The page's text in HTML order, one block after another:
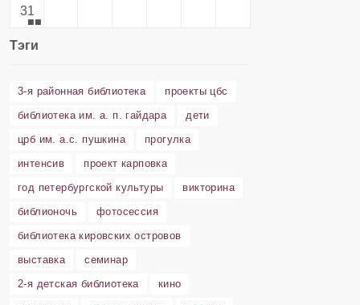
31
Тэги
3-я районная библиотека
проекты цбс
библиотека им. а. п. гайдара
дети
црб им. а.с. пушкина
прогулка
интенсив
проект карповка
год петербургской культуры
викторина
библионочь
фотосессия
библиотека кировских островов
выставка
семинар
2-я детская библиотека
кино